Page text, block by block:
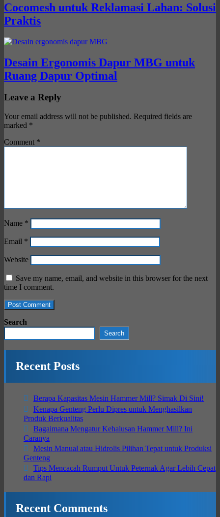
Cocomesh untuk Reklamasi Lahan: Solusi
Praktis
Desain Ergonomis Dapur MBG untuk
Ruang Dapur Optimal
Leave a Reply
Your email address will not be published. Required fields are
marked *
Comment *
Name *
Email *
Website
Save my name, email, and website in this browser for the next
time I comment.
Search
Search
Recent Posts
Berapa Kapasitas Mesin Hammer Mill? Simak Di Sini!
Kenapa Genteng Perlu Dipres untuk Menghasilkan
Produk Berkualitas
Bagaimana Mengatur Kehalusan Hammer Mill? Ini
Caranya
Mesin Manual atau Hidrolis Pilihan Tepat untuk Produksi
Genteng
Tips Mencacah Rumput Untuk Peternak Agar Lebih Cepat
dan Rapi
Recent Comments